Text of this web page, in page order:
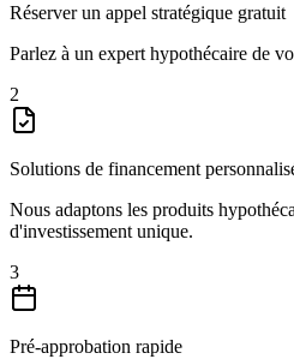
Réserver un appel stratégique gratuit
Parlez à un expert hypothécaire de
2
Solutions de financement
Nous adaptons les produits
d'investissement unique.
3
Pré-approbation rapide